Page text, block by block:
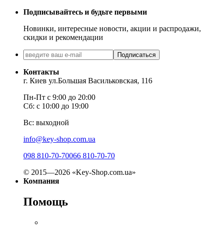
Подписывайтесь и будьте первыми
Новинки, интересные новости, акции и распродажи,
скидки и рекомендации
Подписаться
Контакты
г. Киев ул.Большая Васильковская, 116
Пн-Пт с 9:00 до 20:00
Сб: с 10:00 до 19:00
Вс: выходной
info@key-shop.com.ua
098 810-70-70066 810-70-70
© 2015—2026 «Key-Shop.com.ua»
Компания
Помощь